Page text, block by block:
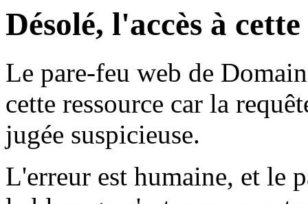
Désolé, l'accès à
Le pare-feu web de
cette ressource car la
jugée suspicieuse.
L'erreur est humaine, et le